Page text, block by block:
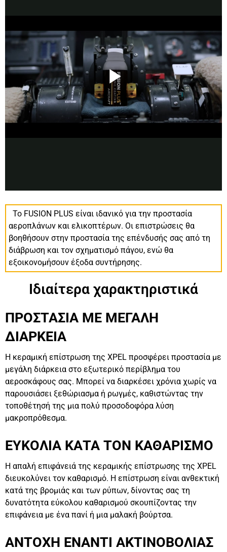
Το FUSION PLUS είναι ιδανικό για την προστασία
αεροπλάνων και ελικοπτέρων. Οι επιστρώσεις θα
βοηθήσουν στην προστασία της επένδυσής σας από τη
διάβρωση και τον σχηματισμό πάγου, ενώ θα
εξοικονομήσουν έξοδα συντήρησης.
Ιδιαίτερα χαρακτηριστικά
ΠΡΟΣΤΑΣΙΑ ΜΕ ΜΕΓΑΛΗ
ΔΙΑΡΚΕΙΑ
Η κεραμική επίστρωση της XPEL προσφέρει προστασία με
μεγάλη διάρκεια στο εξωτερικό περίβλημα του
αεροσκάφους σας. Μπορεί να διαρκέσει χρόνια χωρίς να
παρουσιάσει ξεθώριασμα ή ρωγμές, καθιστώντας την
τοποθέτησή της μια πολύ προσοδοφόρα λύση
μακροπρόθεσμα.
ΕΥΚΟΛΙΑ ΚΑΤΑ ΤΟΝ ΚΑΘΑΡΙΣΜΟ
Η απαλή επιφάνειά της κεραμικής επίστρωσης της XPEL
διευκολύνει τον καθαρισμό. Η επίστρωση είναι ανθεκτική
κατά της βρομιάς και των ρύπων, δίνοντας σας τη
δυνατότητα εύκολου καθαρισμού σκουπίζοντας την
επιφάνεια με ένα πανί ή μια μαλακή βούρτσα.
ΑΝΤΟΧΗ ΕΝΑΝΤΙ ΑΚΤΙΝΟΒΟΛΙΑΣ